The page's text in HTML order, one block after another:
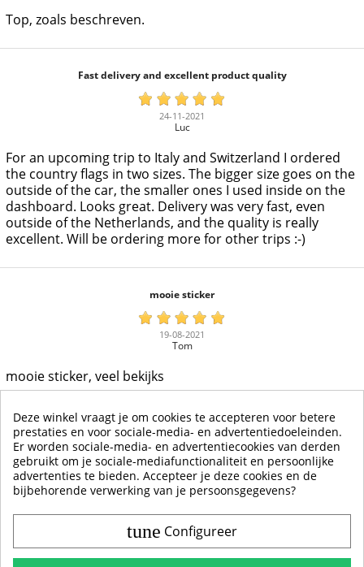
Top, zoals beschreven.
Fast delivery and excellent product quality
24-11-2021
Luc
For an upcoming trip to Italy and Switzerland I ordered
the country flags in two sizes. The bigger size goes on the
outside of the car, the smaller ones I used inside on the
dashboard. Looks great. Delivery was very fast, even
outside of the Netherlands, and the quality is really
excellent. Will be ordering more for other trips :-)
mooie sticker
19-08-2021
Tom
mooie sticker, veel bekijks
MEER WEERGEVEN
Deze winkel vraagt je om cookies te accepteren voor betere
prestaties en voor sociale-media- en advertentiedoeleinden.
Er worden sociale-media- en advertentiecookies van derden
gebruikt om je sociale-mediafunctionaliteit en persoonlijke
advertenties te bieden. Accepteer je deze cookies en de
bijbehorende verwerking van je persoonsgegevens?
tune Configureer